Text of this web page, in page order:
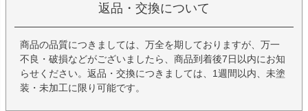
返品・交換について
商品の品質につきましては、万全を期しておりますが、万一
不良・破損などがございましたら、商品到着後7日以内にお知
らせください。返品・交換につきましては、1週間以内、未塗
装・未加工に限り可能です。